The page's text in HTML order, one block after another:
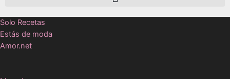
Solo Recetas
Estás de moda
Amor.net